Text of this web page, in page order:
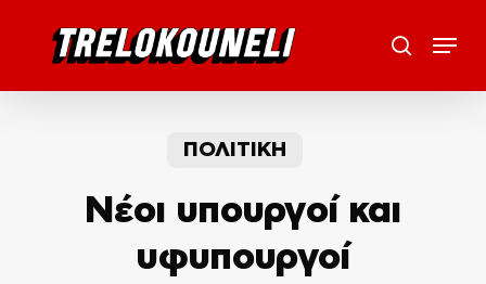
search
Menu
ΠΟΛΙΤΙΚΗ
Νέοι υπουργοί και
υφυπουργοί